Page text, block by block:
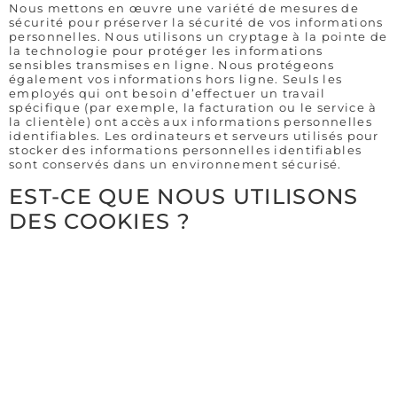
Nous mettons en œuvre une variété de mesures de
sécurité pour préserver la sécurité de vos informations
personnelles. Nous utilisons un cryptage à la pointe de
la technologie pour protéger les informations
sensibles transmises en ligne. Nous protégeons
également vos informations hors ligne. Seuls les
employés qui ont besoin d’effectuer un travail
spécifique (par exemple, la facturation ou le service à
la clientèle) ont accès aux informations personnelles
identifiables. Les ordinateurs et serveurs utilisés pour
stocker des informations personnelles identifiables
sont conservés dans un environnement sécurisé.
EST-CE QUE NOUS UTILISONS
DES COOKIES ?